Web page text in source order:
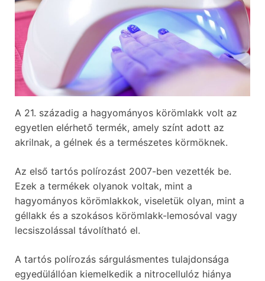
A 21. századig a hagyományos körömlakk volt az
egyetlen elérhető termék, amely színt adott az
akrilnak, a gélnek és a természetes körmöknek.
Az első tartós polírozást 2007-ben vezették be.
Ezek a termékek olyanok voltak, mint a
hagyományos körömlakkok, viseletük olyan, mint a
géllakk és a szokásos körömlakk-lemosóval vagy
lecsiszolással távolítható el.
A tartós polírozás sárgulásmentes tulajdonsága
egyedülállóan kiemelkedik a nitrocellulóz hiánya